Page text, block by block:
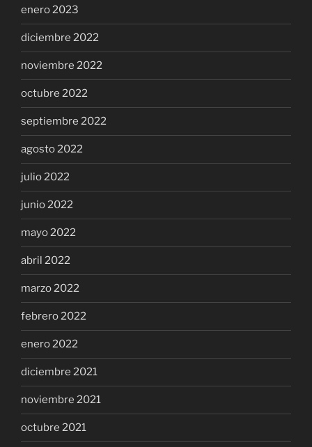
enero 2023
diciembre 2022
noviembre 2022
octubre 2022
septiembre 2022
agosto 2022
julio 2022
junio 2022
mayo 2022
abril 2022
marzo 2022
febrero 2022
enero 2022
diciembre 2021
noviembre 2021
octubre 2021